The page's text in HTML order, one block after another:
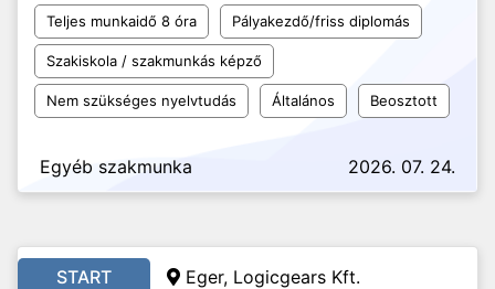
Teljes munkaidő 8 óra Pályakezdő/friss diplomás
Szakiskola / szakmunkás képző
Nem szükséges nyelvtudás Általános Beosztott
Egyéb szakmunka 2026. 07. 24.
START Eger, Logicgears Kft.